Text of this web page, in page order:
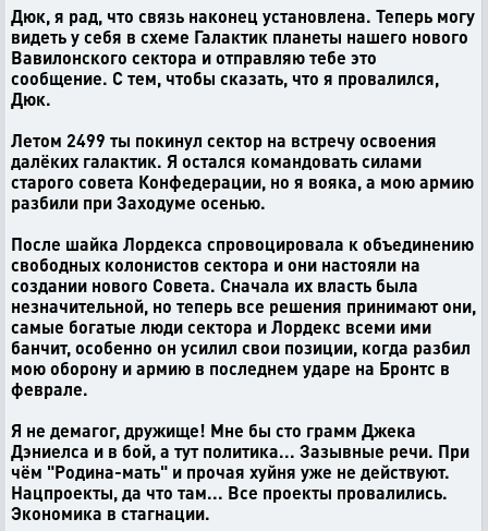
Дюк, я рад, что связь наконец установлена. Теперь могу
видеть у себя в схеме Галактик планеты нашего нового
Вавилонского сектора и отправляю тебе это
сообщение. С тем, чтобы сказать, что я провалился,
Дюк.
Летом 2499 ты покинул сектор на встречу освоения
далёких галактик. Я остался командовать силами
старого совета Конфедерации, но я вояка, а мою армию
разбили при Заходуме осенью.
После шайка Лордекса спровоцировала к объединению
свободных колонистов сектора и они настояли на
создании нового Совета. Сначала их власть была
незначительной, но теперь все решения принимают они,
самые богатые люди сектора и Лордекс всеми ими
банчит, особенно он усилил свои позиции, когда разбил
мою оборону и армию в последнем ударе на Бронтс в
феврале.
Я не демагог, дружище! Мне бы сто грамм Джека
Дэниелса и в бой, а тут политика... Зазывные речи. При
чём "Родина-мать" и прочая хуйня уже не действуют.
Нацпроекты, да что там... Все проекты провалились.
Экономика в стагнации.